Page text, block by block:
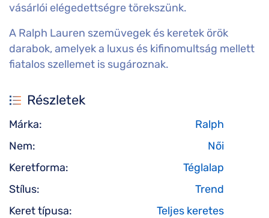
vásárlói elégedettségre törekszünk.
A Ralph Lauren szemüvegek és keretek örök
darabok, amelyek a luxus és kifinomultság mellett
fiatalos szellemet is sugároznak.
Részletek
Márka:
Ralph
Nem:
Női
Keretforma:
Téglalap
Stílus:
Trend
Keret típusa:
Teljes keretes